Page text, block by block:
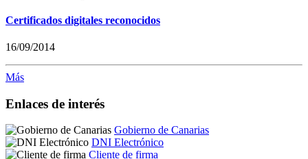
Certificados digitales reconocidos
16/09/2014
Más
Enlaces de interés
Gobierno de Canarias
DNI Electrónico
Cliente de firma